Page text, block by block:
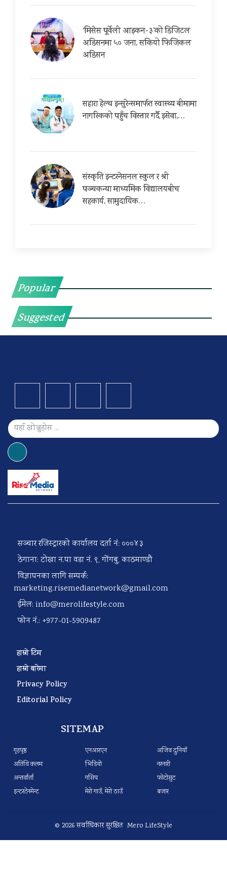
‘मिसेस पूर्वेली आइकन-३’को डिजिटल
अडिसनमा ५० जना, सकियो फिजिकल
अडिसन
सहारा हेल्थ इन्सुरेन्समार्फत स्वास्थ्य बीमामा
नागरिकको पहुँच विस्तार गर्दै इसेवा,…
संस्कृति इन्टरनेसनल स्कुल र श्री
पञ्चकन्या माध्यमिक विद्यालयबीच
सहकार्य, सामुदायिक…
Popular
Suggested
सञ्चार रजिस्ट्रारको कार्यालय दर्ता नं: ०००४३
ठेगाना: टोखा न.पा वडा नं. ९, गोंगबु, काठमाण्डौ
विज्ञापनका लागि सम्पर्क:
marketing.risemedianetwork@gmail.com
ईमेल: info@merolifestyle.com
फोन नं.: +977-01-5909487
हाम्रो टिम
हाम्रो बारेमा
Privacy Policy
Editorial Policy
SITEMAP
गृहपृष्ठ
अतिथि कलम
अन्तर्वार्ता
इन्टरटेनमेन्ट
एनआरएन
भिडियो
गसिप
मेरो गाउँ, मेरो ठाउँ
अजिव दुनियाँ
नरनारी
फोटोसुट
बजार
© 2026 सर्वाधिकार सुरक्षित Mero LifeStyle